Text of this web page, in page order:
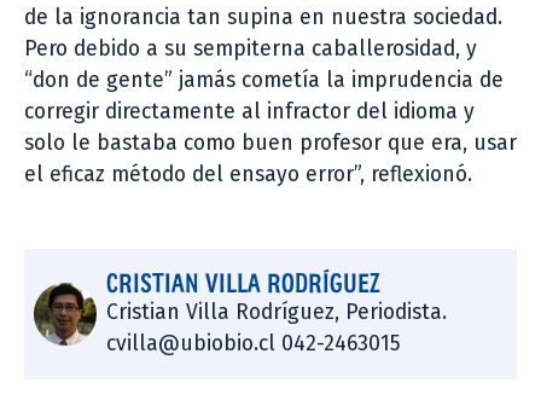
de la ignorancia tan supina en nuestra sociedad.
Pero debido a su sempiterna caballerosidad, y
“don de gente” jamás cometía la imprudencia de
corregir directamente al infractor del idioma y
solo le bastaba como buen profesor que era, usar
el eficaz método del ensayo error”, reflexionó.
CRISTIAN VILLA RODRÍGUEZ
Cristian Villa Rodríguez, Periodista.
cvilla@ubiobio.cl 042-2463015